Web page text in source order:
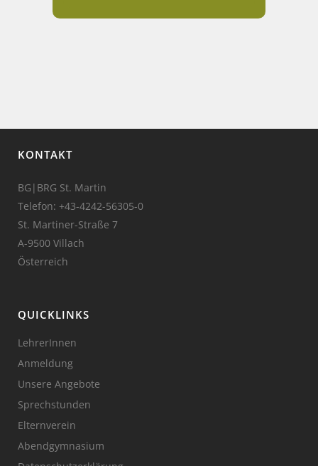
KONTAKT
BG|BRG St. Martin
Telefon: +43-4242-56305-0
St. Martiner-Straße 7
A-9500 Villach
Österreich
QUICKLINKS
LehrerInnen
Anmeldung
Unsere Angebote
Sprechstunden
Elternverein
Abendgymnasium